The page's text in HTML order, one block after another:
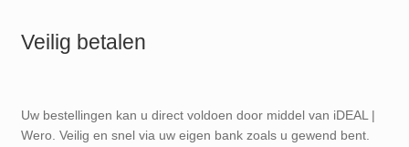
Veilig betalen
Uw bestellingen kan u direct voldoen door middel van iDEAL |
Wero. Veilig en snel via uw eigen bank zoals u gewend bent.